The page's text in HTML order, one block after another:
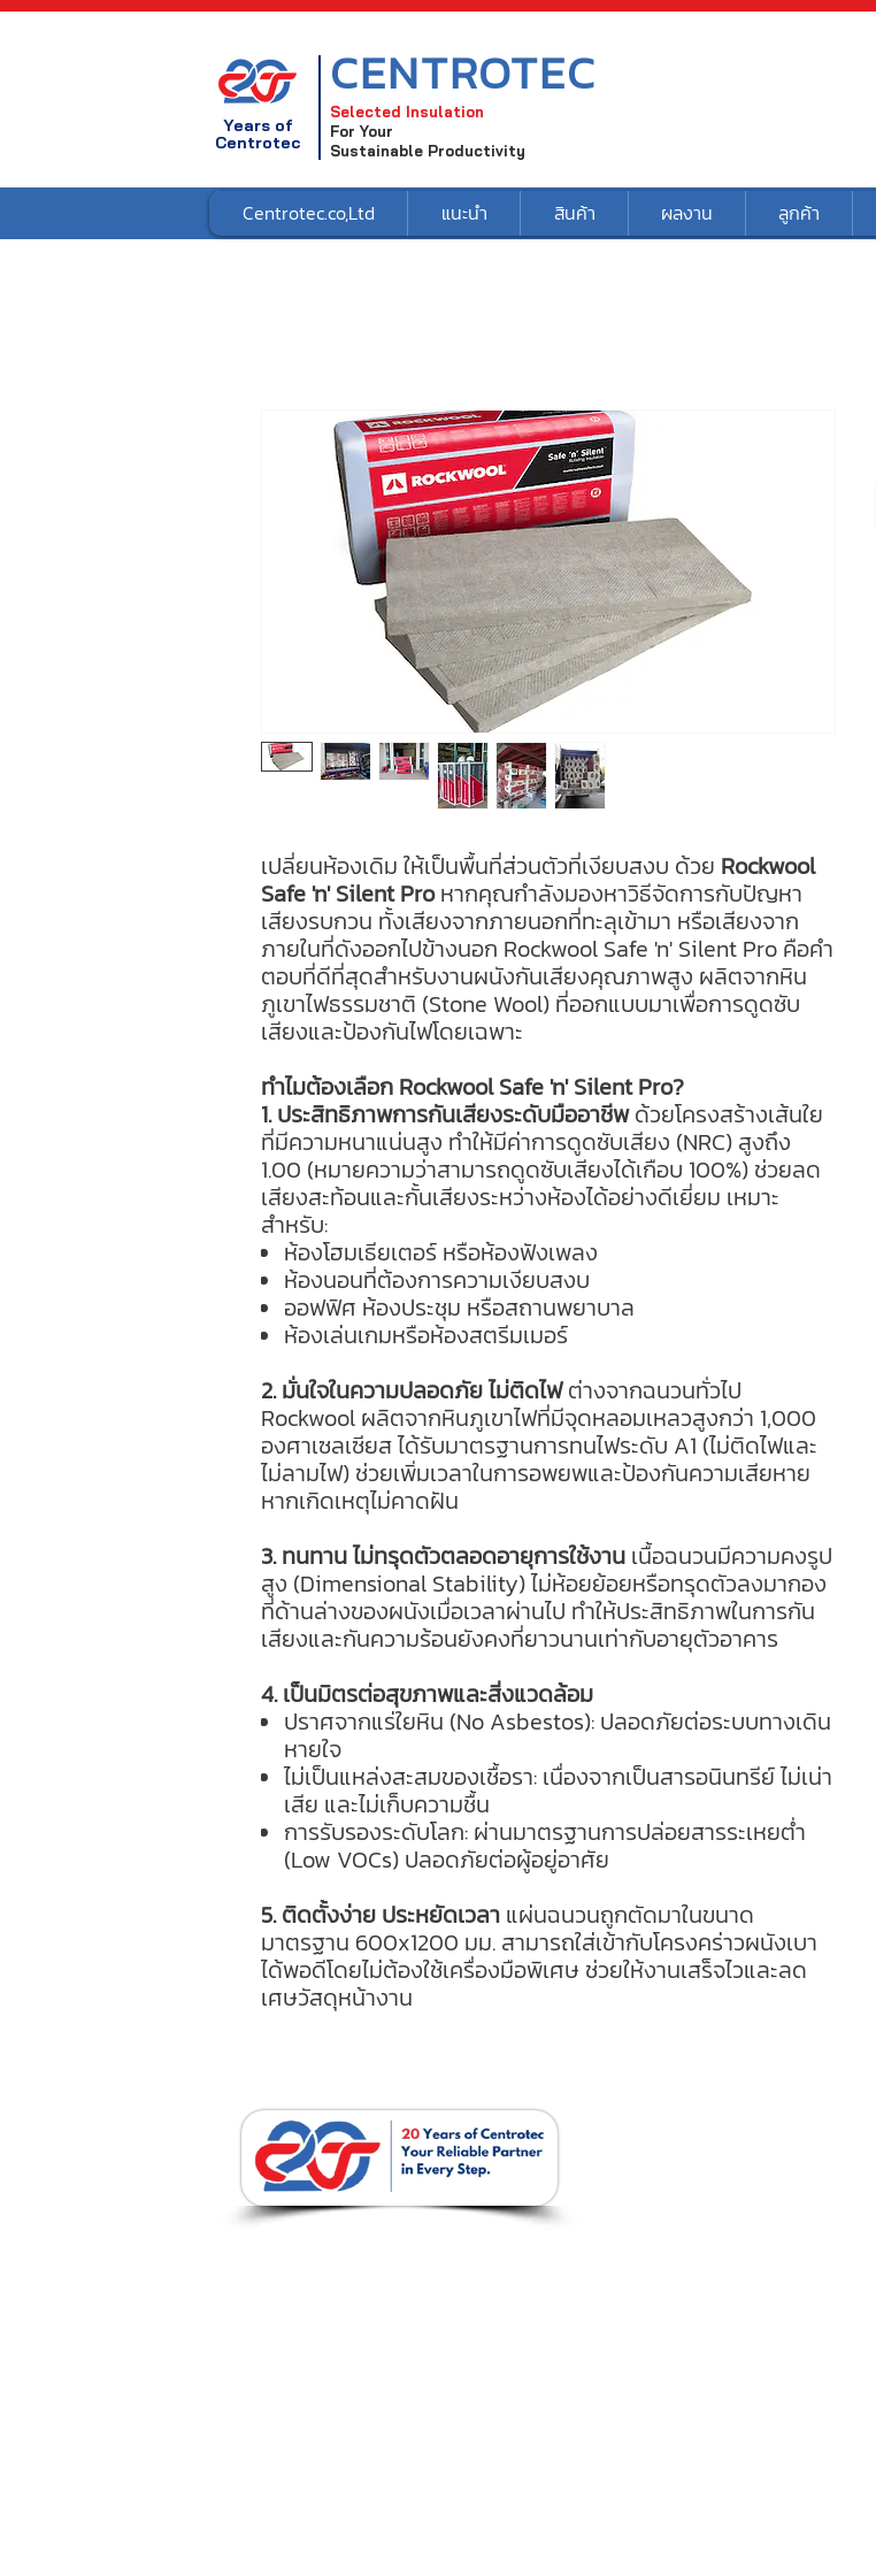
Years of
Centrotec
CENTROTEC
Selected Insulation
For Your
Sustainable Productivity
Centrotec.co,Ltd แนะนำ สินค้า ผลงาน ลูกค้า
เปลี่ยนห้องเดิม ให้เป็นพื้นที่ส่วนตัวที่เงียบสงบ ด้วย Rockwool
Safe 'n' Silent Proหากคุณกำลังมองหาวิธีจัดการกับปัญหา
เสียงรบกวน ทั้งเสียงจากภายนอกที่ทะลุเข้ามา หรือเสียงจาก
ภายในที่ดังออกไปข้างนอก Rockwool Safe 'n' Silent Pro คือคำ
ตอบที่ดีที่สุดสำหรับงานผนังกันเสียงคุณภาพสูง ผลิตจากหิน
ภูเขาไฟธรรมชาติ (Stone Wool) ที่ออกแบบมาเพื่อการดูดซับ
เสียงและป้องกันไฟโดยเฉพาะ
ทำไมต้องเลือก Rockwool Safe 'n' Silent Pro?
1. ประสิทธิภาพการกันเสียงระดับมืออาชีพด้วยโครงสร้างเส้นใย
ที่มีความหนาแน่นสูง ทำให้มีค่าการดูดซับเสียง (NRC) สูงถึง
1.00 (หมายความว่าสามารถดูดซับเสียงได้เกือบ 100%) ช่วยลด
เสียงสะท้อนและกั้นเสียงระหว่างห้องได้อย่างดีเยี่ยม เหมาะ
สำหรับ:
ห้องโฮมเธียเตอร์ หรือห้องฟังเพลง
ห้องนอนที่ต้องการความเงียบสงบ
ออฟฟิศ ห้องประชุม หรือสถานพยาบาล
ห้องเล่นเกมหรือห้องสตรีมเมอร์
2. มั่นใจในความปลอดภัย ไม่ติดไฟต่างจากฉนวนทั่วไป
Rockwool ผลิตจากหินภูเขาไฟที่มีจุดหลอมเหลวสูงกว่า 1,000
องศาเซลเซียส ได้รับมาตรฐานการทนไฟระดับ A1 (ไม่ติดไฟและ
ไม่ลามไฟ) ช่วยเพิ่มเวลาในการอพยพและป้องกันความเสียหาย
หากเกิดเหตุไม่คาดฝัน
3. ทนทาน ไม่ทรุดตัวตลอดอายุการใช้งาน เนื้อฉนวนมีความคงรูป
สูง (Dimensional Stability) ไม่ห้อยย้อยหรือทรุดตัวลงมากอง
ที่ด้านล่างของผนังเมื่อเวลาผ่านไป ทำให้ประสิทธิภาพในการกัน
เสียงและกันความร้อนยังคงที่ยาวนานเท่ากับอายุตัวอาคาร
4. เป็นมิตรต่อสุขภาพและสิ่งแวดล้อม
ปราศจากแร่ใยหิน (No Asbestos): ปลอดภัยต่อระบบทางเดิน
หายใจ
ไม่เป็นแหล่งสะสมของเชื้อรา: เนื่องจากเป็นสารอนินทรีย์ ไม่เน่า
เสีย และไม่เก็บความชื้น
การรับรองระดับโลก: ผ่านมาตรฐานการปล่อยสารระเหยต่ำ
(Low VOCs) ปลอดภัยต่อผู้อยู่อาศัย
5. ติดตั้งง่าย ประหยัดเวลา แผ่นฉนวนถูกตัดมาในขนาด
มาตรฐาน 600x1200 มม. สามารถใส่เข้ากับโครงคร่าวผนังเบา
ได้พอดีโดยไม่ต้องใช้เครื่องมือพิเศษ ช่วยให้งานเสร็จไวและลด
เศษวัสดุหน้างาน
บริษัท เซนโทรเทค จำกัด